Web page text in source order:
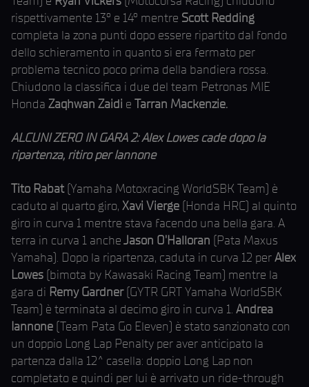
rispettivamente 13° e 14° mentre Scott Redding
completa la zona punti dopo essere ripartito dal fondo
dello schieramento in quanto si era fermato per
problema tecnico poco prima della bandiera rossa.
Chiudono la classifica i due del team Petronas MIE
Honda Zaqhwan Zaidi e Tarran Mackenzie.
ALCUNI ZERO IN GARA 2: Alex Lowes cade dopo la
ripartenza, ritiro per Iannone
Tito Rabat(Yamaha Motoxracing WorldSBK Team) è
caduto al quarto giro, Xavi Vierge (Honda HRC) al quinto
giro in curva 1 mentre stava facendo una bella gara. A
terra in curva 1 ancheJason O'Halloran (Pata Maxus
Yamaha). Dopo la ripartenza, caduta in curva 12 perAlex
Lowes (bimota by Kawasaki Racing Team) mentre la
gara di Remy Gardner(GYTR GRT Yamaha WorldSBK
Team) è terminata al decimo giro in curva 1. Andrea
Iannone (Team Pata Go Eleven) è stato sanzionato con
un doppio Long Lap Penalty per aver anticipato la
partenza dalla 12^ casella: doppio Long Lap non
completato e quindi per lui è arrivato un ride-through